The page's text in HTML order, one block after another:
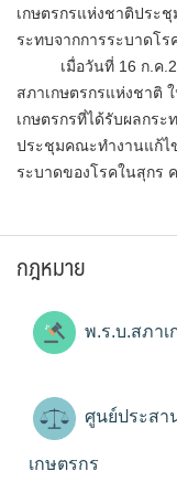
เกษตรกรแห่งชาติประ
ระทบจากการระบาดโ
เมื่อวันที่ 16 ก.ค
สภาเกษตรกรแห่งชาติ
เกษตรกรที่ได้รับผลกร
ประชุมคณะทำงานแก้ไ
ระบาดของโรคในสุกร
กฎหมาย
พ.ร.บ.สภา
ศูนย์ประสา
เกษตรกร